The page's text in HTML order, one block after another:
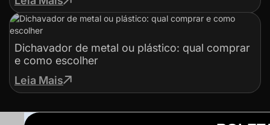
Dichavador de metal ou plástico: qual comprar
e como escolher
Leia Mais